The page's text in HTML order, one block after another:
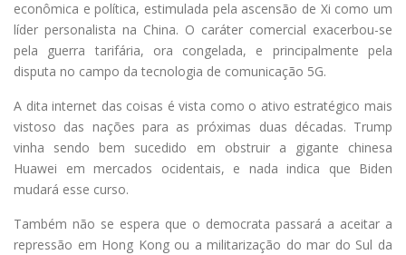
econômica e política, estimulada pela ascensão de Xi como um
líder personalista na China. O caráter comercial exacerbou-se
pela guerra tarifária, ora congelada, e principalmente pela
disputa no campo da tecnologia de comunicação 5G.
A dita internet das coisas é vista como o ativo estratégico mais
vistoso das nações para as próximas duas décadas. Trump
vinha sendo bem sucedido em obstruir a gigante chinesa
Huawei em mercados ocidentais, e nada indica que Biden
mudará esse curso.
Também não se espera que o democrata passará a aceitar a
repressão em Hong Kong ou a militarização do mar do Sul da